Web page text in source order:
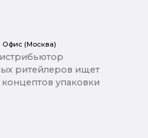
Офис (Москва)
ритейлеров ищет
упаковки